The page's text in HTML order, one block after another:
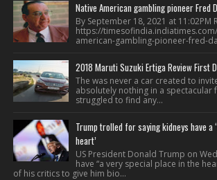
Native American gambling pioneer Fred
By September 18, 2021 at 11:02PM
https://
american-gambling-pioneer-fred-
2018 Maruti Suzuki Ertiga Review First
The was never a car created to
absolutely nothing in a spectacular
struggled to find any...
Trump trolled for saying kidneys have a
heart’
US President Donald Trump on
have “a very special place in the
of his critics to give him bio...